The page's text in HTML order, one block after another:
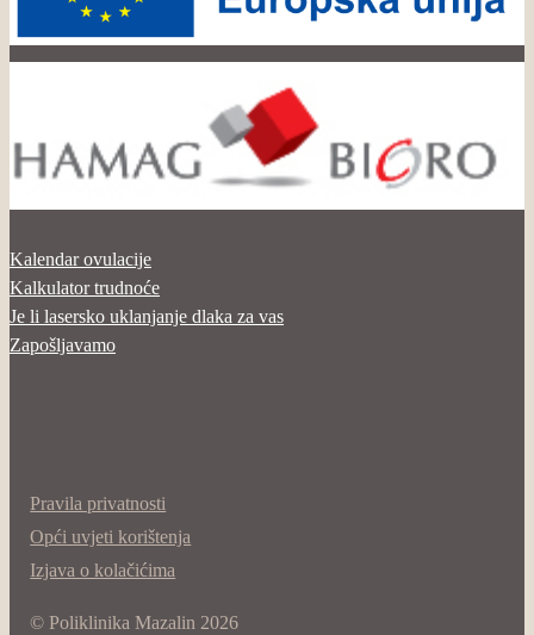
Kalendar ovulacije
Kalkulator trudnoće
Je li lasersko uklanjanje dlaka za vas
Zapošljavamo
© Poliklinika Mazalin 2026
Pravila privatnosti
Opći uvjeti korištenja
Izjava o kolačićima